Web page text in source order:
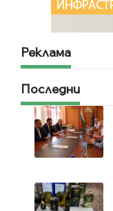
Реклама
Последни